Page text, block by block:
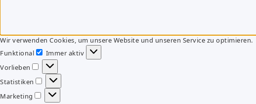
Wir verwenden Cookies, um unsere Website und unseren Service zu optimieren.
Funktional
Funktional
Immer aktiv
Vorlieben
Vorlieben
Statistiken
Statistiken
Marketing
Marketing